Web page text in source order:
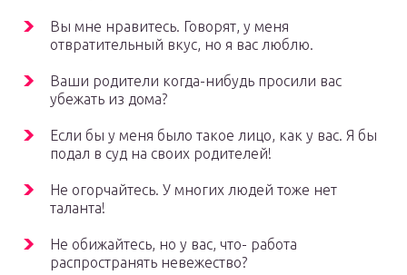
Вы мне нравитесь. Говорят, у меня
отвратительный вкус, но я вас люблю.
Ваши родители когда-нибудь просили вас
убежать из дома?
Если бы у меня было такое лицо, как у вас. Я бы
подал в суд на своих родителей!
Не огорчайтесь. У многих людей тоже нет
таланта!
Не обижайтесь, но у вас, что- работа
распространять невежество?